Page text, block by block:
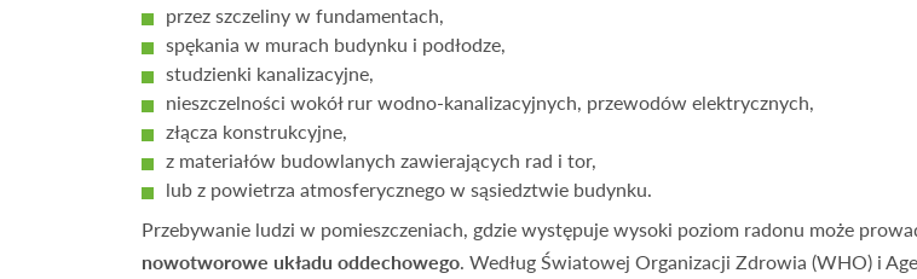
przez szczeliny w fun­damentach,
spękania w murach budynku i podłodze,
studzienki kanalizacyjne,
nieszczelności wokół rur wodno-kanalizacyjnych, przewodów elektrycznych,
złącza konstrukcyjne,
z materiałów budowlanych zawierających rad i tor,
lub z powietrza atmosferycznego w sąsiedztwie budynku.
Przebywanie ludzi w pomieszczeniach, gdzie występuje wysoki poziom radonu może
nowotworowe układu oddechowego. Według Światowej Organizacji Zdrowia (WHO) i